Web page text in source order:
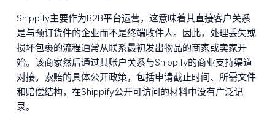
Shippify主要作为B2B平台运营，这意味着其直接客户关系
是与预订货件的企业而不是终端收件人。因此，处理丢失或
损坏包裹的流程通常从联系最初发出物品的商家或卖家开
始。该商家然后通过其账户关系与Shippify的商业支持渠道
对接。索赔的具体公开政策，包括申请截止时间、所需文件
和赔偿结构，在Shippify公开可访问的材料中没有广泛记
录。